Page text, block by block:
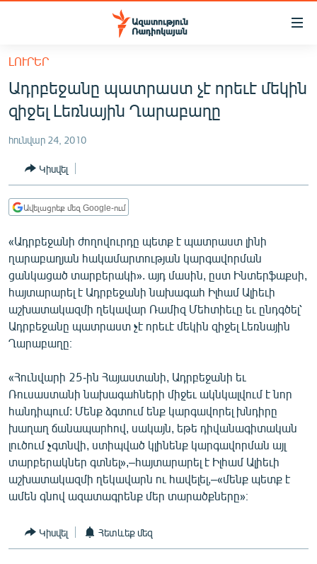
Մատչելիության
հիմնական
բովանդակությանը
Անցնել
հիմնական
մենյուին
ՀԱՅԱՍՏԱՆ
ՔԱՂԱՔԱԿԱՆ
ԸՆՏՐՈՒԹՅՈՒՆՆԵՐ 2026
ԻՐԱՎՈՒՆՔ
ՀԱՍԱՐԱԿՈՒԹՅՈՒՆ
ՂԱՐԱԲԱՂ
ՊԱՏԵՐԱԶՄԻ 6 ՇԱԲԱԹՆԵՐԸ
ՏԱՐԱԾԱՇՐՋԱՆ
ՄԻՋԱԶԳԱՅԻՆ
ՄՇԱԿՈՒՅԹ
ՍՊՈՐՏ
ՄԵԿՆԱԲԱՆՈՒԹՅՈՒՆ
ՏՏ ԵՒ ԻՆՏԵՐՆԵՏ
ԿՈՐՈՆԱՎԻՐՈՒՍ
ԱՐԽԻՎ
ՏԵՍԱՆՅՈՒԹԵՐ
ԲԱՆԱՎԵՃ
ԼՈՒՐԵՐ
Ադրբեջանը պատրաստ չէ որեւէ մեկին
զիջել Լեռնային Ղարաբաղը
հունվար 24, 2010
Կիսվել
Ավելացրեք մեզ Google-ում
«Ադրբեջանի ժողովուրդը պետք է պատրաստ լինի
ղարաբաղյան հակամարտության կարգավորման
ցանկացած տարբերակի». այդ մասին, ըստ Ինտերֆաքսի,
հայտարարել է Ադրբեջանի նախագահ Իլհամ Ալիեւի
աշխատակազմի ղեկավար Ռամիզ Մեհտիեւը եւ ընդգծել՝
Ադրբեջանը պատրաստ չէ որեւէ մեկին զիջել Լեռնային
Ղարաբաղը։
«Հունվարի 25-ին Հայաստանի, Ադրբեջանի եւ
Ռուսաստանի նախագահների միջեւ ակնկալվում է նոր
հանդիպում: Մենք ձգտում ենք կարգավորել խնդիրը
խաղաղ ճանապարհով, սակայն, եթե դիվանագիտական
լուծում չգտնվի, ստիպված կլինենք կարգավորման այլ
տարբերակներ գտնել»,–հայտարարել է Իլհամ Ալիեւի
աշխատակազմի ղեկավարն ու հավելել,–«մենք պետք է
ամեն գնով ազատագրենք մեր տարածքները»։
Կիսվել Հետևեք մեզ